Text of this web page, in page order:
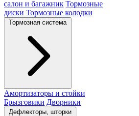
салон и багажник Тормозные
диски Тормозные колодки
Тормозная система
Амортизаторы и стойки
Брызговики Дворники
Дефлекторы, шторки